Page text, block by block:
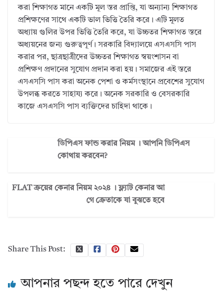
করা শিক্ষাগত মানে একটি মূল স্তর প্রাপ্তি, যা অন্যান্য শিক্ষাগত
প্রশিক্ষণের সাথে একটি ভাল ভিত্তি তৈরি করে। এটি মূলত
অধ্যায় গুলির উপর ভিত্তি তৈরি করে, যা উচ্চতর শিক্ষাগত স্তরে
অধ্যয়নের জন্য গুরুত্বপূর্ণ। সরকারি বিদ্যালয়ে এসএসসি পাস
করার পর, ছাত্রছাত্রীদের উচ্চতর শিক্ষাগত স্বয়ংশাসন বা
প্রশিক্ষণ প্রদানের সুযোগ প্রদান করা হয়। সমাজের এই স্তরে
এসএসসি পাস করা অনেক পেশা ও কর্মসংস্থানে প্রবেশের সুযোগ
উপলব্ধ করতে সাহায্য করে। অনেক সরকারি ও বেসরকারি
কাজে এসএসসি পাস ব্যক্তিদের চাহিদা থাকে।
ডিপিএস ফান্ড করার নিয়ম । আপনি ডিপিএস
কোথায় করবেন?
FLAT ক্রয়ের কেনার নিয়ম ২০২৪ । ফ্ল্যাট কেনার আ
গে ক্রেতাকে যা বুঝতে হবে
Share This Post:
আপনার পছন্দ হতে পারে দেখুন